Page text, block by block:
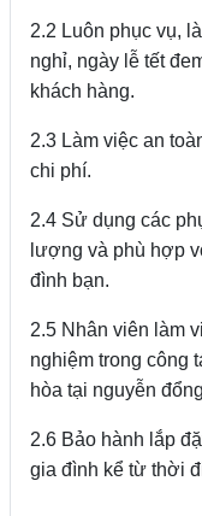
2.2 Luôn phục vụ,
nghỉ, ngày lễ tết
khách hàng.
2.3 Làm việc an
chi phí.
2.4 Sử dụng các
lượng và phù hợp
đình bạn.
2.5 Nhân viên làm
nghiệm trong công
hòa tại nguyễn
2.6 Bảo hành lắp
gia đình kể từ thời